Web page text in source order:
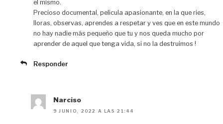
el mismo.
Precioso documental, pelicula apasionante, en la que ries,
lloras, observas, aprendes a respetar y ves que en este mundo
no hay nadie más pequeño que tu y nos queda mucho por
aprender de aquel que tenga vida, si no la destruimos !
Responder
Narciso
9 JUNIO, 2022 A LAS 21:44